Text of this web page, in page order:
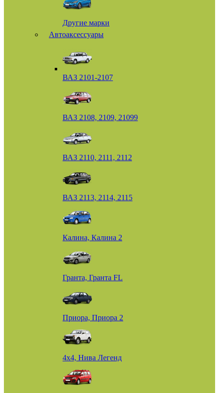
Другие марки
Автоаксессуары
ВАЗ 2101-2107
ВАЗ 2108, 2109, 21099
ВАЗ 2110, 2111, 2112
ВАЗ 2113, 2114, 2115
Калина, Калина 2
Гранта, Гранта FL
Приора, Приора 2
4х4, Нива Легенд